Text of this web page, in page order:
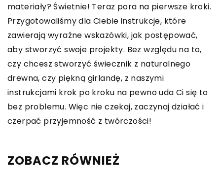
materiały? Świetnie! Teraz pora na pierwsze kroki.
Przygotowaliśmy dla Ciebie instrukcje, które
zawierają wyraźne wskazówki, jak postępować,
aby stworzyć swoje projekty. Bez względu na to,
czy chcesz stworzyć świecznik z naturalnego
drewna, czy piękną girlandę, z naszymi
instrukcjami krok po kroku na pewno uda Ci się to
bez problemu. Więc nie czekaj, zaczynaj działać i
czerpać przyjemność z twórczości!
ZOBACZ RÓWNIEŻ